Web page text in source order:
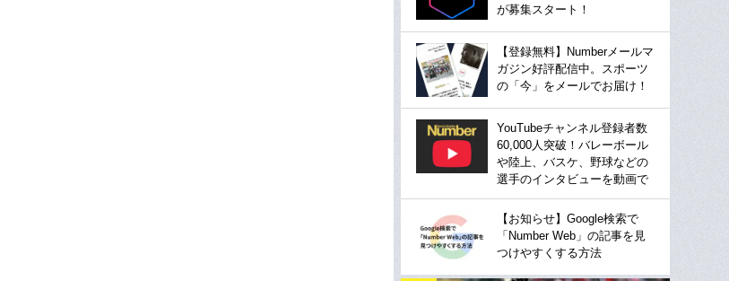
が募集スタート！
【登録無料】Numberメールマ
ガジン好評配信中。スポーツ
の「今」をメールでお届け！
YouTubeチャンネル登録者数
60,000人突破！バレーボール
や陸上、バスケ、野球などの
選手のインタビューを動画で
【お知らせ】Google検索で
「Number Web」の記事を見
つけやすくする方法